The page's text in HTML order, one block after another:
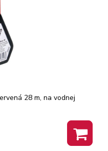
28 m, na vodnej